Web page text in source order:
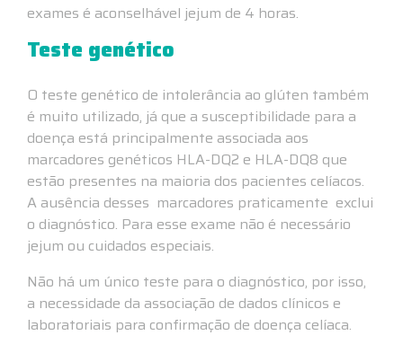
exames é aconselhável jejum de 4 horas.
Teste genético
O teste genético de intolerância ao glúten também
é muito utilizado, já que a susceptibilidade para a
doença está principalmente associada aos
marcadores genéticos HLA-DQ2 e HLA-DQ8 que
estão presentes na maioria dos pacientes celíacos.
A ausência desses marcadores praticamente exclui
o diagnóstico. Para esse exame não é necessário
jejum ou cuidados especiais.
Não há um único teste para o diagnóstico, por isso,
a necessidade da associação de dados clínicos e
laboratoriais para confirmação de doença celíaca.